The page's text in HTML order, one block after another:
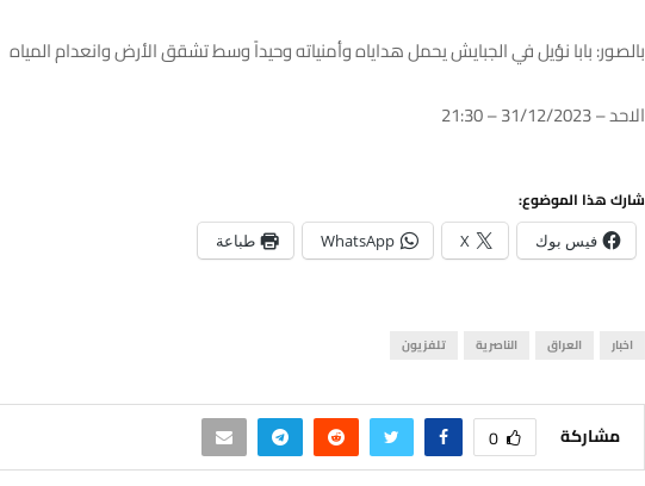
بالصور: بابا نؤيل في الجبايش يحمل هداياه وأمنياته وحيداً وسط تشقق الأرض وانعدام المياه
الاحد – 31/12/2023 – 21:30
شارك هذا الموضوع:
فيس بوك X
WhatsApp طباعة
اخبار العراق الناصرية تلفزيون
مشاركة 0